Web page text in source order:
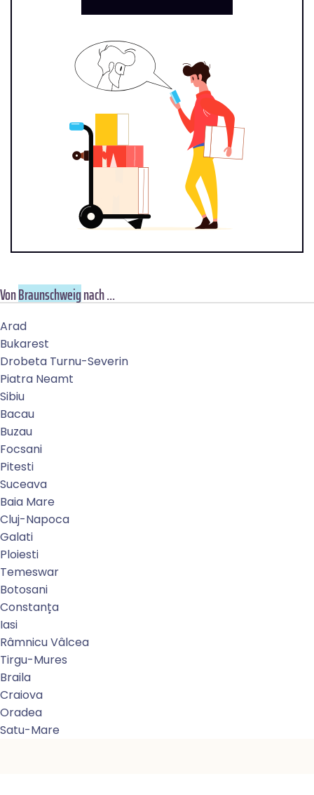
VonBraunschweignach ...
Arad
Bukarest
Drobeta Turnu-Severin
Piatra Neamt
Sibiu
Bacau
Buzau
Focsani
Pitesti
Suceava
Baia Mare
Cluj-Napoca
Galati
Ploiesti
Temeswar
Botosani
Constanța
Iasi
Râmnicu Vâlcea
Tirgu-Mures
Braila
Craiova
Oradea
Satu-Mare